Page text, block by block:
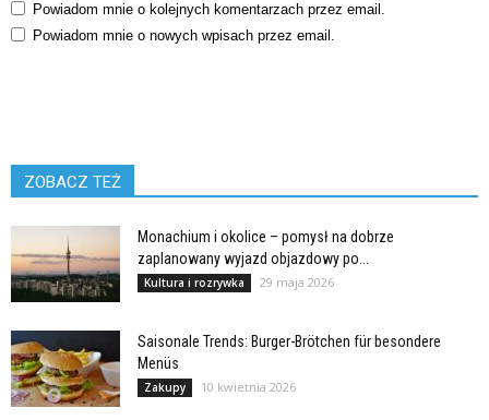
Powiadom mnie o kolejnych komentarzach przez email.
Powiadom mnie o nowych wpisach przez email.
ZOBACZ TEŻ
Monachium i okolice – pomysł na dobrze
zaplanowany wyjazd objazdowy po...
Kultura i rozrywka 29 maja 2026
Saisonale Trends: Burger-Brötchen für besondere
Menüs
Zakupy 10 kwietnia 2026